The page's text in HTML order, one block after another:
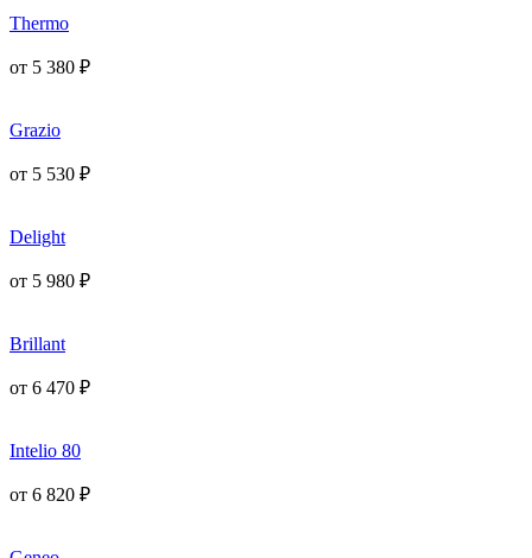
Thermo
от 5 380 ₽
Grazio
от 5 530 ₽
Delight
от 5 980 ₽
Brillant
от 6 470 ₽
Intelio 80
от 6 820 ₽